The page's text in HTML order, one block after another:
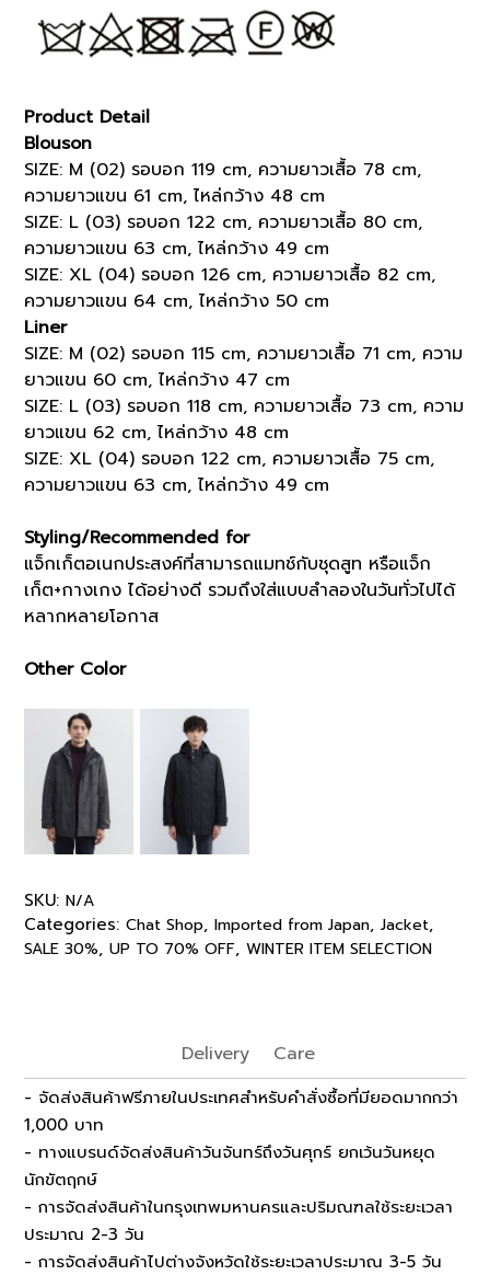
Product Detail
Blouson
SIZE: M (02) รอบอก 119 cm, ความยาวเสื้อ 78 cm,
ความยาวแขน 61 cm, ไหล่กว้าง 48 cm
SIZE: L (03) รอบอก 122 cm, ความยาวเสื้อ 80 cm,
ความยาวแขน 63 cm, ไหล่กว้าง 49 cm
SIZE: XL (04) รอบอก 126 cm, ความยาวเสื้อ 82 cm,
ความยาวแขน 64 cm, ไหล่กว้าง 50 cm
Liner
SIZE: M (02) รอบอก 115 cm, ความยาวเสื้อ 71 cm, ความ
ยาวแขน 60 cm, ไหล่กว้าง 47 cm
SIZE: L (03) รอบอก 118 cm, ความยาวเสื้อ 73 cm, ความ
ยาวแขน 62 cm, ไหล่กว้าง 48 cm
SIZE: XL (04) รอบอก 122 cm, ความยาวเสื้อ 75 cm,
ความยาวแขน 63 cm, ไหล่กว้าง 49 cm
Styling/Recommended for
แจ็กเก็ตอเนกประสงค์ที่สามารถแมทช์กับชุดสูท หรือแจ็ก
เก็ต+กางเกง ได้อย่างดี รวมถึงใส่แบบลำลองในวันทั่วไปได้
หลากหลายโอกาส
Other Color
SKU: N/A
Categories: Chat Shop, Imported from Japan, Jacket,
SALE 30%, UP TO 70% OFF, WINTER ITEM SELECTION
Delivery Care
- จัดส่งสินค้าฟรีภายในประเทศสำหรับคำสั่งซื้อที่มียอดมากกว่า
1,000 บาท
- ทางแบรนด์จัดส่งสินค้าวันจันทร์ถึงวันศุกร์ ยกเว้นวันหยุด
นักขัตฤกษ์
- การจัดส่งสินค้าในกรุงเทพมหานครและปริมณฑลใช้ระยะเวลา
ประมาณ 2-3 วัน
- การจัดส่งสินค้าไปต่างจังหวัดใช้ระยะเวลาประมาณ 3-5 วัน